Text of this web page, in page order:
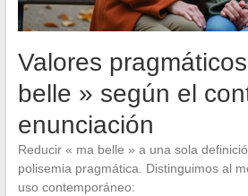
Valores
belle » según el
enunciación
Reducir « ma belle » a una sola
polisemia pragmática. Distinguimos al
uso contemporáneo: